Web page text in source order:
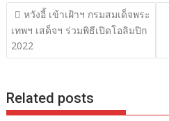
แนะแนว
เรื่อง
หวังอี้ เข้าเฝ้าฯ กรมสมเด็จพระ
เทพฯ เสด็จฯ ร่วมพิธีเปิดโอลิมปิก
2022
Related posts